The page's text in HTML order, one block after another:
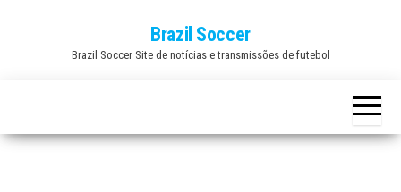
Brazil Soccer
Brazil Soccer Site de notícias e transmissões de futebol